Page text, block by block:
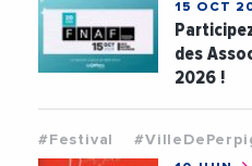
15 OCT
des
2026 !
#Festival